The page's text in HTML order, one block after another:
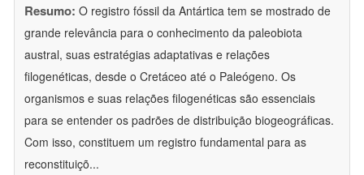
Resumo: O registro fóssil da Antártica tem se mostrado de
grande relevância para o conhecimento da paleobiota
austral, suas estratégias adaptativas e relações
filogenéticas, desde o Cretáceo até o Paleógeno. Os
organismos e suas relações filogenéticas são essenciais
para se entender os padrões de distribuição biogeográficas.
Com isso, constituem um registro fundamental para as
reconstituiçõ...